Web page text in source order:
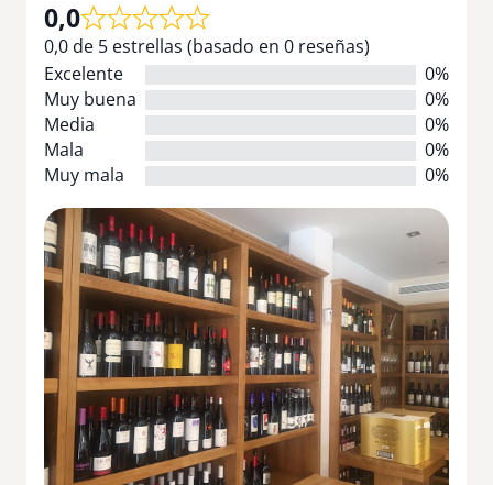
0,0
0,0 de 5 estrellas (basado en 0 reseñas)
Excelente
0%
Muy buena
0%
Media
0%
Mala
0%
Muy mala
0%